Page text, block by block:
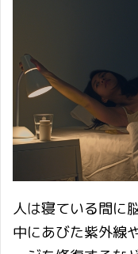
人は寝ている間に
中にあびた紫外線